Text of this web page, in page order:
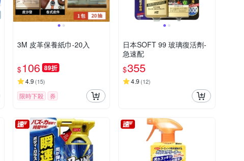
3M 皮革保養紙巾-20入
$106 89折
4.9 (15)
限時下殺 券
日本SOFT 99 玻璃復活劑-
急速配
$355
4.9 (12)